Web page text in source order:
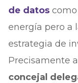
de datos
energía pero a
estrategia de
Precisamente
concejal